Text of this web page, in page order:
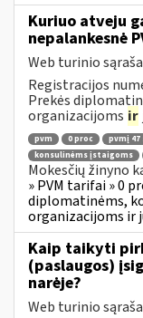
Kuriuo atveju
nepalankesnė
Web turinio
Registracijos
Prekės
organizacijoms ir
pvm 0 proc pvmį
konsulinėms įstaigoms
Mokesčių žinyno
» PVM tarifai » 0
diplomatinėms,
organizacijoms ir
Kaip taikyti
(paslaugos)
narėje?
Web turinio